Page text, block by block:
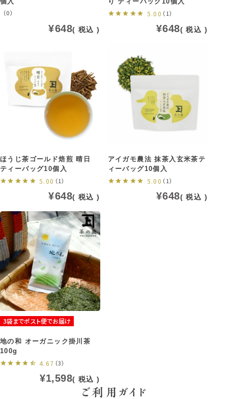
（0）
¥648 税込
5.00 （1）
¥648 税込
ほうじ茶ゴールド焙煎 晴日
ティーバッグ10個入
5.00 （1）
¥648 税込
アイガモ農法 抹茶入玄米茶テ
ィーバッグ10個入
5.00 （1）
¥648 税込
3袋までポスト便でお届け
地の和 オーガニック掛川茶
100g
4.67 （3）
¥1,598 税込
ご利用ガイド